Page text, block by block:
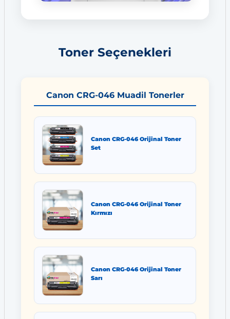
Toner Seçenekleri
Canon CRG-046 Muadil Tonerler
Canon CRG-046 Orijinal Toner
Set
Canon CRG-046 Orijinal Toner
Kırmızı
Canon CRG-046 Orijinal Toner
Sarı